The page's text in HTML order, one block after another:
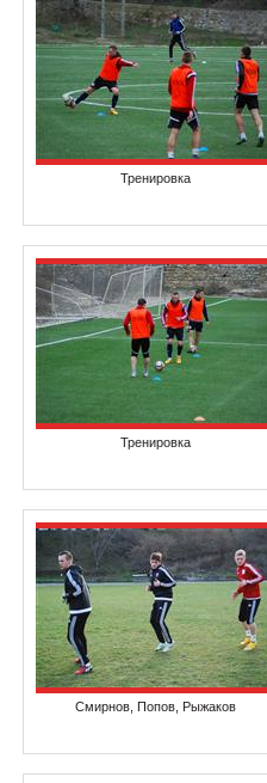
Тренировка
Тренировка
Смирнов, Попов, Рыжаков